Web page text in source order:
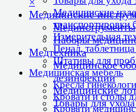
Медицинские
транспортировки
Измерительная
Пенал,
Штативы для
Медицинская мебель
Кресла
Кровати и столы
Кровати
Медицинские
Мединструменты
Наборы
Медтехника
Медицинское
дезинфекции
Медицинские
Товары для